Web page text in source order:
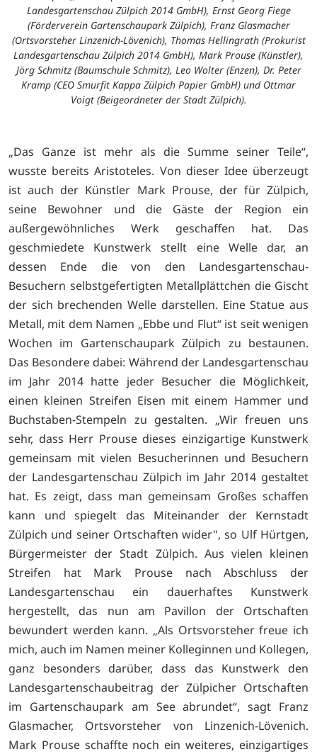
Landesgartenschau Zülpich 2014 GmbH), Ernst Georg Fiege
(Förderverein Gartenschaupark Zülpich), Franz Glasmacher
(Ortsvorsteher Linzenich-Lövenich), Thomas Hellingrath (Prokurist
Landesgartenschau Zülpich 2014 GmbH), Mark Prouse (Künstler),
Jörg Schmitz (Baumschule Schmitz), Leo Wolter (Enzen), Dr. Peter
Kramp (CEO Smurfit Kappa Zülpich Papier GmbH) und Ottmar
Voigt (Beigeordneter der Stadt Zülpich).
„Das Ganze ist mehr als die Summe seiner Teile“,
wusste bereits Aristoteles. Von dieser Idee überzeugt
ist auch der Künstler Mark Prouse, der für Zülpich,
seine Bewohner und die Gäste der Region ein
außergewöhnliches Werk geschaffen hat. Das
geschmiedete Kunstwerk stellt eine Welle dar, an
dessen Ende die von den Landesgartenschau-
Besuchern selbstgefertigten Metallplättchen die Gischt
der sich brechenden Welle darstellen. Eine Statue aus
Metall, mit dem Namen „Ebbe und Flut“ ist seit wenigen
Wochen im Gartenschaupark Zülpich zu bestaunen.
Das Besondere dabei: Während der Landesgartenschau
im Jahr 2014 hatte jeder Besucher die Möglichkeit,
einen kleinen Streifen Eisen mit einem Hammer und
Buchstaben-Stempeln zu gestalten. „Wir freuen uns
sehr, dass Herr Prouse dieses einzigartige Kunstwerk
gemeinsam mit vielen Besucherinnen und Besuchern
der Landesgartenschau Zülpich im Jahr 2014 gestaltet
hat. Es zeigt, dass man gemeinsam Großes schaffen
kann und spiegelt das Miteinander der Kernstadt
Zülpich und seiner Ortschaften wider", so Ulf Hürtgen,
Bürgermeister der Stadt Zülpich. Aus vielen kleinen
Streifen hat Mark Prouse nach Abschluss der
Landesgartenschau ein dauerhaftes Kunstwerk
hergestellt, das nun am Pavillon der Ortschaften
bewundert werden kann. „Als Ortsvorsteher freue ich
mich, auch im Namen meiner Kolleginnen und Kollegen,
ganz besonders darüber, dass das Kunstwerk den
Landesgartenschaubeitrag der Zülpicher Ortschaften
im Gartenschaupark am See abrundet“, sagt Franz
Glasmacher, Ortsvorsteher von Linzenich-Lövenich.
Mark Prouse schaffte noch ein weiteres, einzigartiges